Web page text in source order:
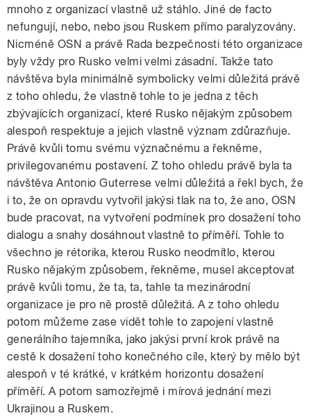
mnoho z organizací vlastně už stáhlo. Jiné de facto
nefungují, nebo, nebo jsou Ruskem přímo paralyzovány.
Nicméně OSN a právě Rada bezpečnosti této organizace
byly vždy pro Rusko velmi velmi zásadní. Takže tato
návštěva byla minimálně symbolicky velmi důležitá právě
z toho ohledu, že vlastně tohle to je jedna z těch
zbývajících organizací, které Rusko nějakým způsobem
alespoň respektuje a jejich vlastně význam zdůrazňuje.
Právě kvůli tomu svému význačnému a řekněme,
privilegovanému postavení. Z toho ohledu právě byla ta
návštěva Antonio Guterrese velmi důležitá a řekl bych, že
i to, že on opravdu vytvořil jakýsi tlak na to, že ano, OSN
bude pracovat, na vytvoření podmínek pro dosažení toho
dialogu a snahy dosáhnout vlastně to příměří. Tohle to
všechno je rétorika, kterou Rusko neodmítlo, kterou
Rusko nějakým způsobem, řekněme, musel akceptovat
právě kvůli tomu, že ta, ta, tahle ta mezinárodní
organizace je pro ně prostě důležitá. A z toho ohledu
potom můžeme zase vidět tohle to zapojení vlastně
generálního tajemníka, jako jakýsi první krok právě na
cestě k dosažení toho konečného cíle, který by mělo být
alespoň v té krátké, v krátkém horizontu dosažení
příměří. A potom samozřejmě i mírová jednání mezi
Ukrajinou a Ruskem.